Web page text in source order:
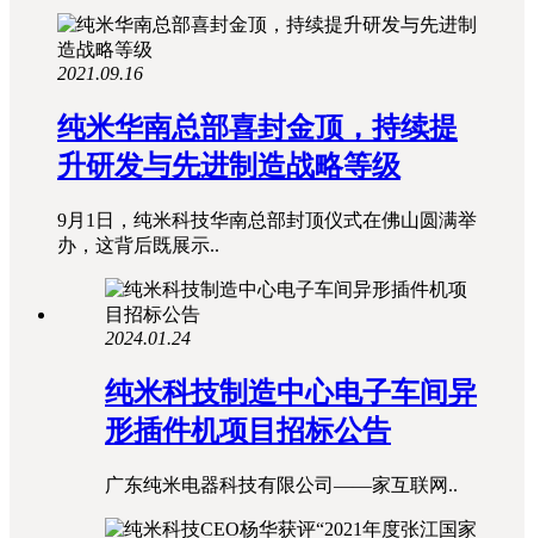
2021.09.16
纯米华南总部喜封金顶，持续提
升研发与先进制造战略等级
9月1日，纯米科技华南总部封顶仪式在佛山圆满举
办，这背后既展示..
2024.01.24
纯米科技制造中心电子车间异
形插件机项目招标公告
广东纯米电器科技有限公司——家互联网..